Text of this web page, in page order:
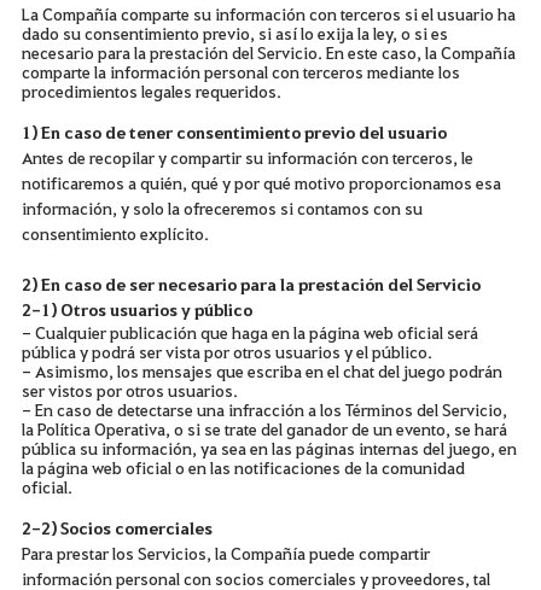
La Compañía comparte su información con terceros si el usuario ha
dado su consentimiento previo, si así lo exija la ley, o si es
necesario para la prestación del Servicio. En este caso, la Compañía
comparte la información personal con terceros mediante los
procedimientos legales requeridos.
1) En caso de tener consentimiento previo del usuario
Antes de recopilar y compartir su información con terceros, le
notificaremos a quién, qué y por qué motivo proporcionamos esa
información, y solo la ofreceremos si contamos con su
consentimiento explícito.
2) En caso de ser necesario para la prestación del Servicio
2-1) Otros usuarios y público
- Cualquier publicación que haga en la página web oficial será
pública y podrá ser vista por otros usuarios y el público.
- Asimismo, los mensajes que escriba en el chat del juego podrán
ser vistos por otros usuarios.
- En caso de detectarse una infracción a los Términos del Servicio,
la Política Operativa, o si se trate del ganador de un evento, se hará
pública su información, ya sea en las páginas internas del juego, en
la página web oficial o en las notificaciones de la comunidad
oficial.
2-2) Socios comerciales
Para prestar los Servicios, la Compañía puede compartir
información personal con socios comerciales y proveedores, tal